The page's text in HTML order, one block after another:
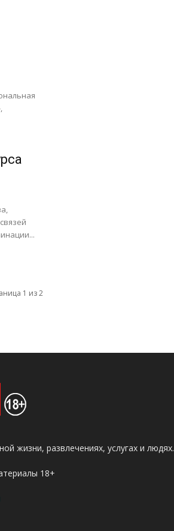
1 из 2
жизни, развлечениях, услугах и людях.
18+